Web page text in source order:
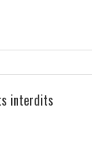
interdits